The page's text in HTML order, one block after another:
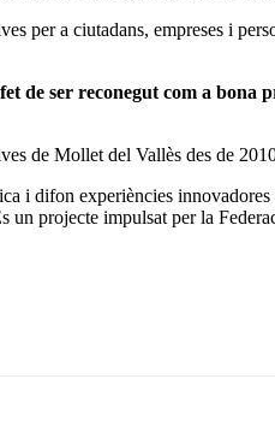
per a ciutadans, empreses i
de ser reconegut com a bona
de Mollet del Vallès des de
i difon experiències
un projecte impulsat per la